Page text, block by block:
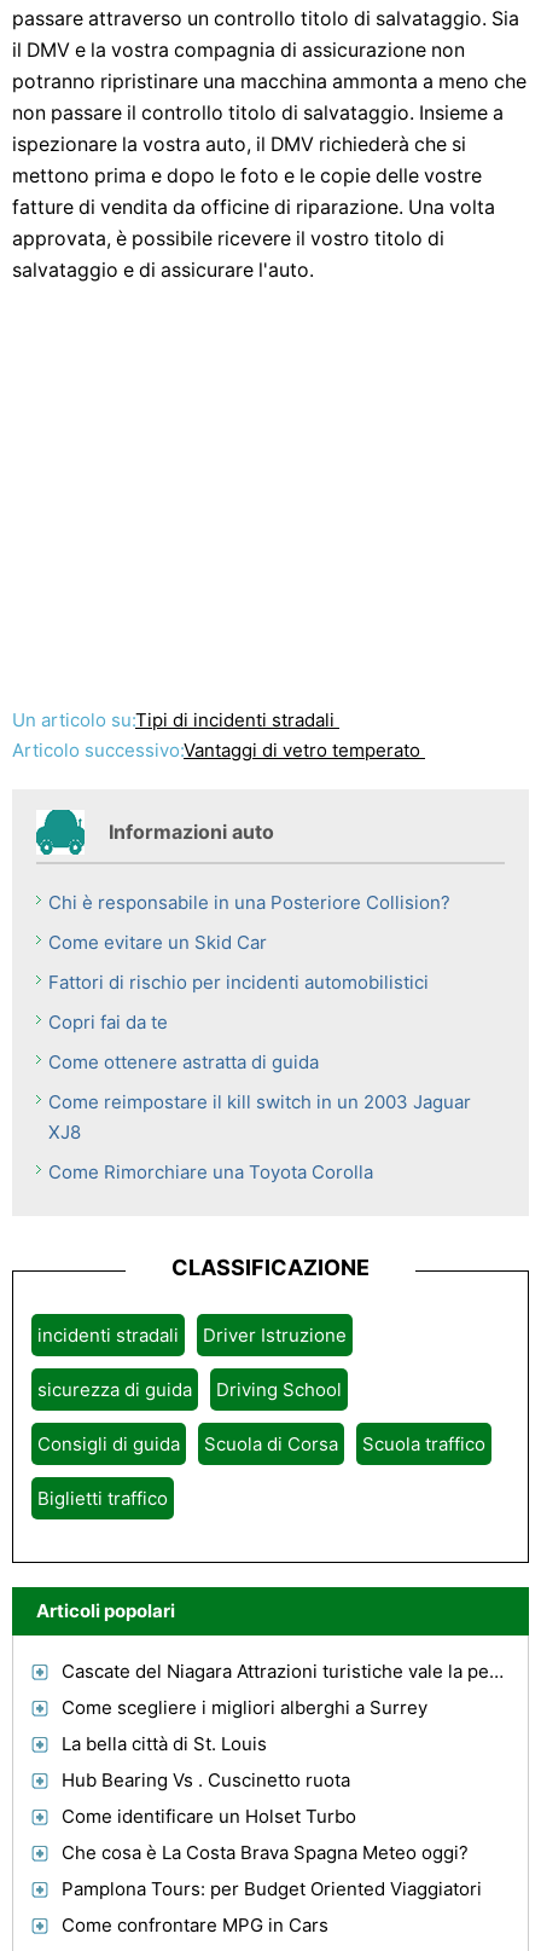
passare attraverso un controllo titolo di salvataggio. Sia
il DMV e la vostra compagnia di assicurazione non
potranno ripristinare una macchina ammonta a meno che
non passare il controllo titolo di salvataggio. Insieme a
ispezionare la vostra auto, il DMV richiederà che si
mettono prima e dopo le foto e le copie delle vostre
fatture di vendita da officine di riparazione. Una volta
approvata, è possibile ricevere il vostro titolo di
salvataggio e di assicurare l'auto.
Un articolo su:Tipi di incidenti stradali
Articolo successivo:Vantaggi di vetro temperato
Informazioni auto
Chi è responsabile in una Posteriore Collision?
Come evitare un Skid Car
Fattori di rischio per incidenti automobilistici
Copri fai da te
Come ottenere astratta di guida
Come reimpostare il kill switch in un 2003 Jaguar
XJ8
Come Rimorchiare una Toyota Corolla
CLASSIFICAZIONE
incidenti stradali Driver Istruzione
sicurezza di guida Driving School
Consigli di guida Scuola di Corsa Scuola traffico
Biglietti traffico
Articoli popolari
Cascate del Niagara Attrazioni turistiche vale la pena visitare!
Come scegliere i migliori alberghi a Surrey
La bella città di St. Louis
Hub Bearing Vs . Cuscinetto ruota
Come identificare un Holset Turbo
Che cosa è La Costa Brava Spagna Meteo oggi?
Pamplona Tours: per Budget Oriented Viaggiatori
Come confrontare MPG in Cars